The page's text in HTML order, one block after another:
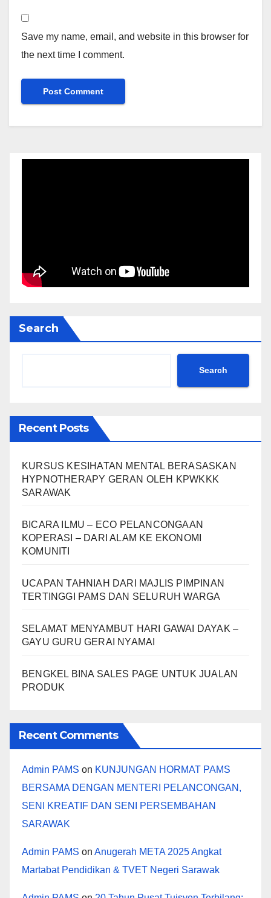
Save my name, email, and website in this browser for
the next time I comment.
Search
Search
Recent Posts
KURSUS KESIHATAN MENTAL BERASASKAN
HYPNOTHERAPY GERAN OLEH KPWKKK
SARAWAK
BICARA ILMU – ECO PELANCONGAAN
KOPERASI – DARI ALAM KE EKONOMI
KOMUNITI
UCAPAN TAHNIAH DARI MAJLIS PIMPINAN
TERTINGGI PAMS DAN SELURUH WARGA
SELAMAT MENYAMBUT HARI GAWAI DAYAK –
GAYU GURU GERAI NYAMAI
BENGKEL BINA SALES PAGE UNTUK JUALAN
PRODUK
Recent Comments
Admin PAMS on KUNJUNGAN HORMAT PAMS
BERSAMA DENGAN MENTERI PELANCONGAN,
SENI KREATIF DAN SENI PERSEMBAHAN
SARAWAK
Admin PAMS on Anugerah META 2025 Angkat
Martabat Pendidikan & TVET Negeri Sarawak